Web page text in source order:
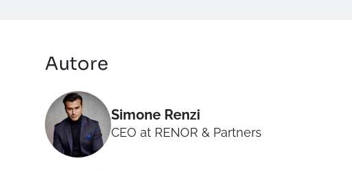
Autore
Simone Renzi
CEO at RENOR & Partners